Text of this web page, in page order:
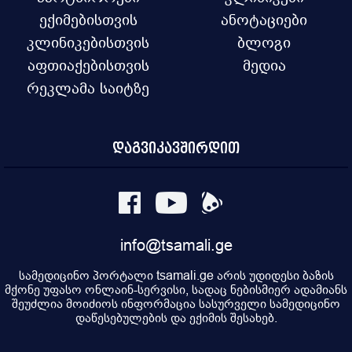
ექიმებისთვის
კლინიკებისთვის
აფთიაქებისთვის
რეკლამა საიტზე
ანოტაციები
ბლოგი
მედია
დაგვიკავშირდით
info@tsamali.ge
სამედიცინო პორტალი tsamali.ge არის უდიდესი ბაზის
მქონე უფასო ონლაინ-სერვისი, სადაც ნებისმიერ ადამიანს
შეუძლია მოიძიოს ინფორმაცია სასურველი სამედიცინო
დაწესებულების და ექიმის შესახებ.